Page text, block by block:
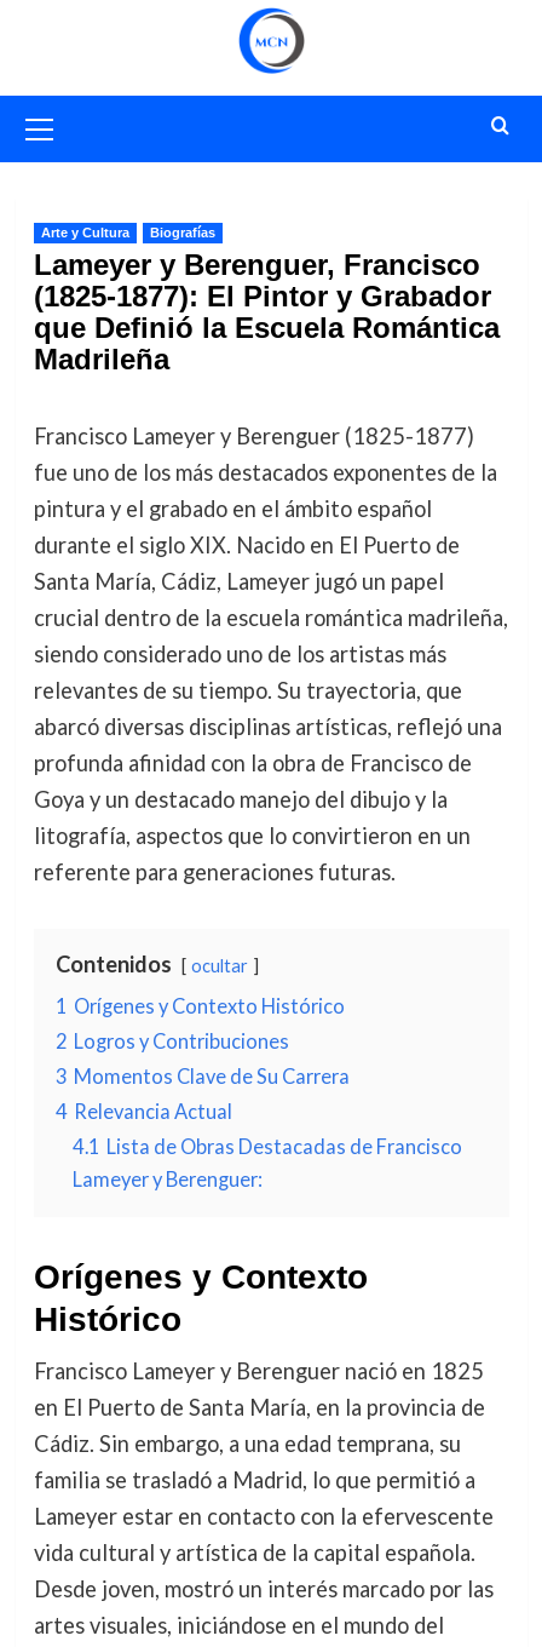
primario
Arte y Cultura Biografías
Lameyer y Berenguer, Francisco
(1825-1877): El Pintor y Grabador
que Definió la Escuela Romántica
Madrileña
Francisco Lameyer y Berenguer (1825-1877)
fue uno de los más destacados exponentes de la
pintura y el grabado en el ámbito español
durante el siglo XIX. Nacido en El Puerto de
Santa María, Cádiz, Lameyer jugó un papel
crucial dentro de la escuela romántica madrileña,
siendo considerado uno de los artistas más
relevantes de su tiempo. Su trayectoria, que
abarcó diversas disciplinas artísticas, reflejó una
profunda afinidad con la obra de Francisco de
Goya y un destacado manejo del dibujo y la
litografía, aspectos que lo convirtieron en un
referente para generaciones futuras.
Contenidos ocultar
1 Orígenes y Contexto Histórico
2 Logros y Contribuciones
3 Momentos Clave de Su Carrera
4 Relevancia Actual
4.1 Lista de Obras Destacadas de Francisco
Lameyer y Berenguer:
Orígenes y Contexto
Histórico
Francisco Lameyer y Berenguer nació en 1825
en El Puerto de Santa María, en la provincia de
Cádiz. Sin embargo, a una edad temprana, su
familia se trasladó a Madrid, lo que permitió a
Lameyer estar en contacto con la efervescente
vida cultural y artística de la capital española.
Desde joven, mostró un interés marcado por las
artes visuales, iniciándose en el mundo del